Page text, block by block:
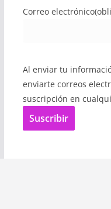
Correo electrónico
Al enviar tu
enviarte correos
suscripción en
Suscribir